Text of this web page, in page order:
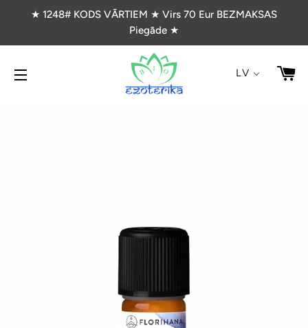
★ 1248# KODS VĀRTIEM ★ Virs 70 Eur BEZMAKSAS
Piegāde ★
VIETNES NAVIGĀCIJA
LV